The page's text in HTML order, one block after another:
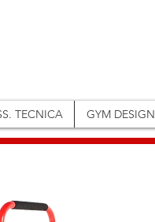
TECNICA GYM DESIGN